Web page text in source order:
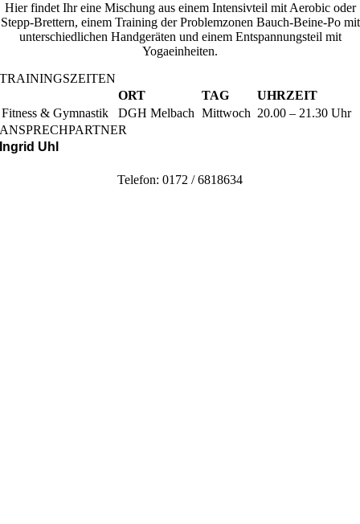
Hier findet Ihr eine Mischung aus einem Intensivteil mit Aerobic oder
Stepp-Brettern, einem Training der Problemzonen Bauch-Beine-Po mit
unterschiedlichen Handgeräten und einem Entspannungsteil mit
Yogaeinheiten.
TRAININGSZEITEN
ORT
TAG
UHRZEIT
Fitness & Gymnastik
DGH Melbach Mittwoch 20.00 – 21.30 Uhr
ANSPRECHPARTNER
Ingrid Uhl
Telefon: 0172 / 6818634